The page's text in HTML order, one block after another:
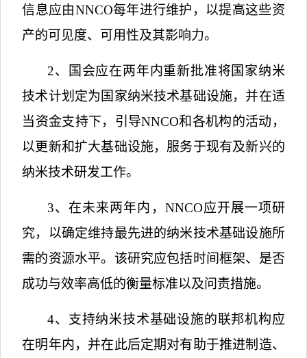
信息应由NNCO每年进行维护，以提高这些资
产的可见度、可用性及其影响力。
2、国会应在两年内重新批准将国家纳米
技术计划定为国家纳米技术基础设施，并在适
当资金支持下，引导NNCO和各机构的活动，
以更新和扩大基础设施，服务于现有及新兴的
纳米技术研发工作。
3、在未来两年内， NNCO应开展一项研
究，以确定维持最先进的纳米技术基础设施所
需的资源水平。该研究应包括时间框架、是否
成功与效率高低的衡量标准以及问责措施。
4、支持纳米技术基础设施的联邦机构应
在明年内，并在此后定期对有助于推进制造、